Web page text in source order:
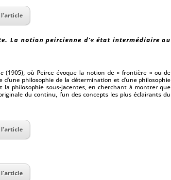
La notion peircienne d’« état intermédiaire ou
(1905), où Peirce évoque la notion de « frontière » ou de
philosophie de la détermination et d’une philosophie
la philosophie sous-jacentes, en cherchant à montrer que
du continu, l’un des concepts les plus éclairants du